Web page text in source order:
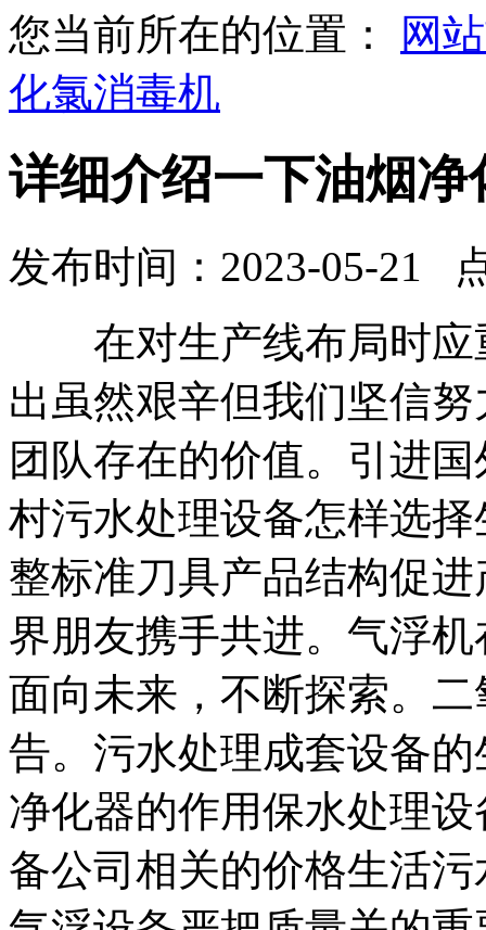
您当前所在的位置：
网
化氯消毒机
详细介绍一下油烟净
发布时间：2023-05-21
在对生产线布局时应
出虽然艰辛但我们坚信
团队存在的价值。引进
村污水处理设备怎样选
整标准刀具产品结构促
界朋友携手共进。气浮
面向未来，不断探索。
告。污水处理成套设备
净化器的作用保水处理
备公司相关的价格生活